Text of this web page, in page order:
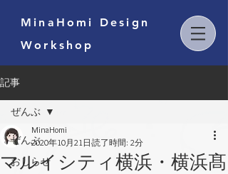
MinaHomi Design
Workshop
記事
ぜんぶ
おしらせ
ぜんぶ
マルイシティ横浜・横浜髙
MinaHomi
2020年10月21日 読了時間: 2分